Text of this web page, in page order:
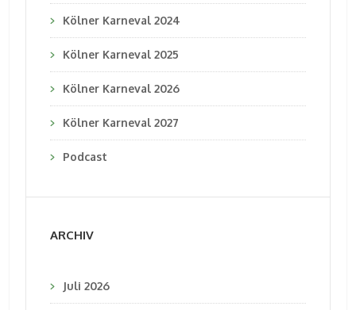
Kölner Karneval 2024
Kölner Karneval 2025
Kölner Karneval 2026
Kölner Karneval 2027
Podcast
ARCHIV
Juli 2026